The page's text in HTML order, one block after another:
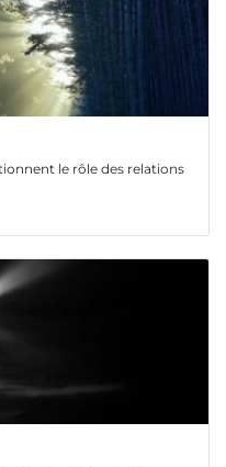
le rôle des relations